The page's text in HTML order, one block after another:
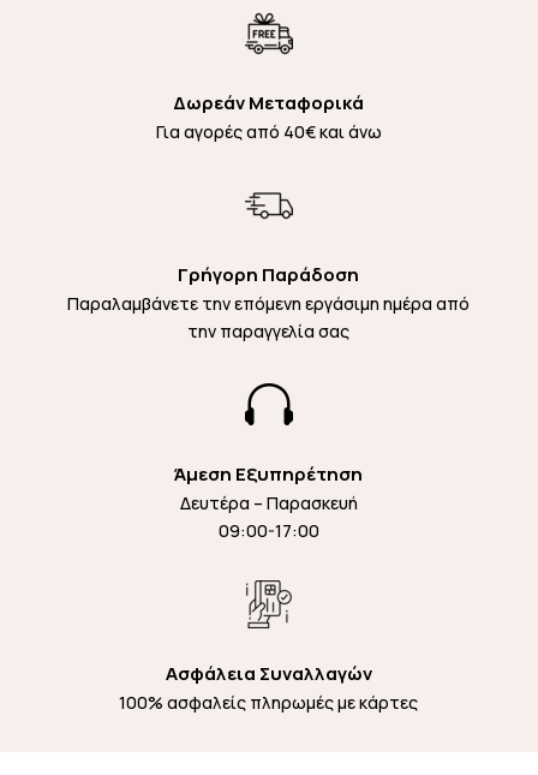
Δωρεάν Μεταφορικά
Για αγορές από 40€ και άνω
Γρήγορη Παράδοση
Παραλαμβάνετε την επόμενη εργάσιμη ημέρα από
την παραγγελία σας

Άμεση Εξυπηρέτηση
Δευτέρα – Παρασκευή
09:00-17:00
Ασφάλεια Συναλλαγών
100% ασφαλείς πληρωμές με κάρτες